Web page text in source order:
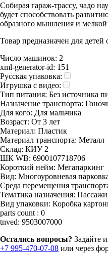
Собирая гараж-трассу, чадо
будет способствовать
образного мышления и
Товар предназначен для детей
Число машинок: 2
xml-generator-id: 151
Русская упаковка:
Игрушка с видео:
Тип питания: Без источника
Назначение транспорта:
Для кого: Для мальчика
Возраст: От 3 лет
Материал: Пластик
Материал транспорта: Металл
Склад: КИУ 2
ШК WB: 6900107718706
Короткий нейм: Мегапаркинг
Вид: Многоуровневая
Среда перемещения
Тематика назначения:
Вид упаковки: Коробка
parts count : 0
tnved: 9503007000
Остались вопросы? Задайте
+7 995-470-07-08 или через